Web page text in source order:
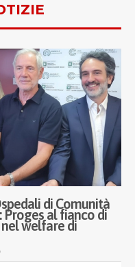
di Comunità
al fianco di
welfare di